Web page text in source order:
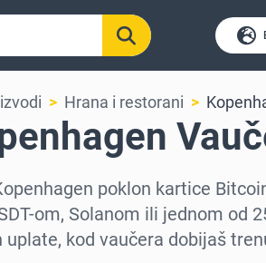
Hrana i restorani
poklon kartice
om, Solanom ili jednom od
uplate, kod vaučera dobijaš